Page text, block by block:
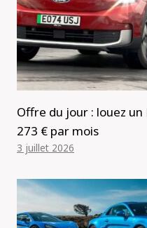
Offre du jour : louez
273 € par mois
3 juillet 2026